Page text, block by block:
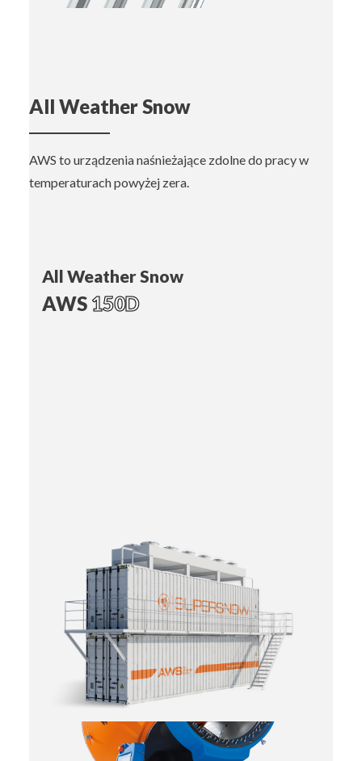
All Weather Snow
AWS to urządzenia naśnieżające zdolne do pracy w
temperaturach powyżej zera.
All Weather Snow
AWS 150D